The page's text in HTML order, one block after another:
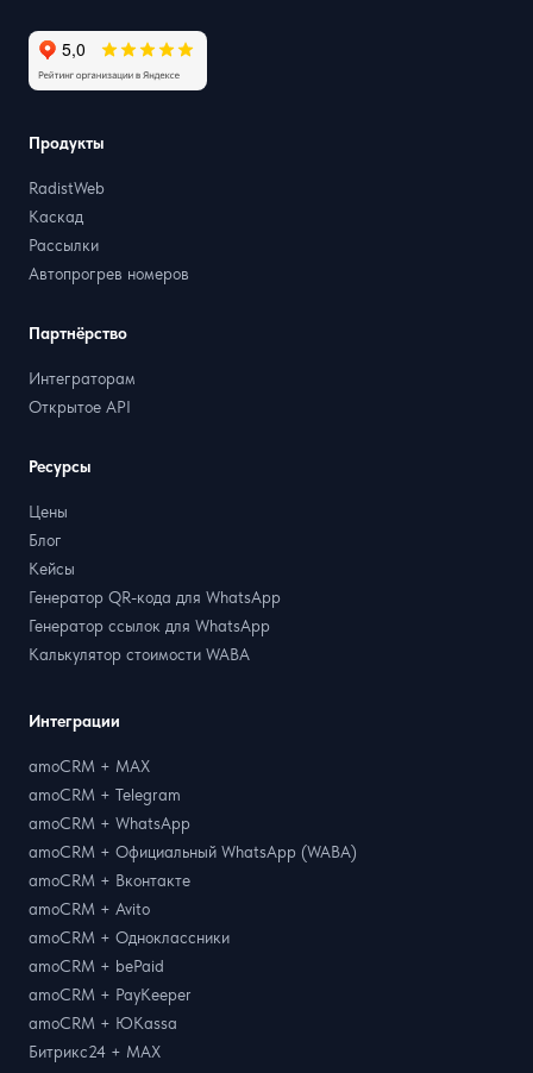
Интеграции
amoCRM + MAX
amoCRM + Telegram
amoCRM + WhatsApp
amoCRM + Официальный WhatsApp (WABA)
amoCRM + Вконтакте
amoCRM + Avito
amoCRM + Одноклассники
amoCRM + bePaid
amoCRM + PayKeeper
amoCRM + ЮKassa
Битрикс24 + MAX
Продукты
RadistWeb
Каскад
Рассылки
Автопрогрев номеров
Партнёрство
Интеграторам
Открытое API
Ресурсы
Цены
Блог
Кейсы
Генератор QR-кода для WhatsApp
Генератор ссылок для WhatsApp
Калькулятор стоимости WABA